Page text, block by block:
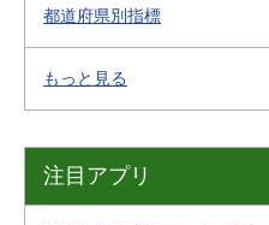
都道府県別指標
もっと見る
注目アプリ